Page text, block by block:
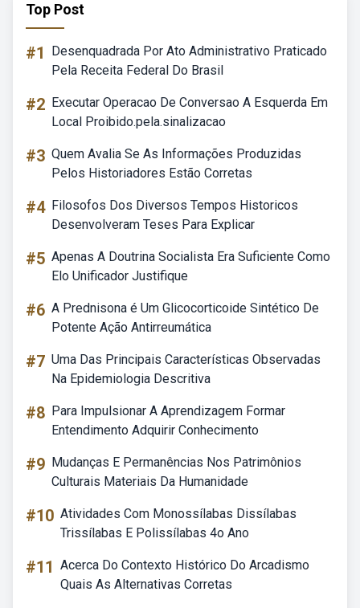
Top Post
#1
Desenquadrada Por Ato Administrativo Praticado
Pela Receita Federal Do Brasil
#2 Executar Operacao De Conversao A Esquerda Em
Local Proibido.pela.sinalizacao
#3 Quem Avalia Se As Informações Produzidas
Pelos Historiadores Estão Corretas
#4 Filosofos Dos Diversos Tempos Historicos
Desenvolveram Teses Para Explicar
#5 Apenas A Doutrina Socialista Era Suficiente Como
Elo Unificador Justifique
#6 A Prednisona é Um Glicocorticoide Sintético De
Potente Ação Antirreumática
#7 Uma Das Principais Características Observadas
Na Epidemiologia Descritiva
#8 Para Impulsionar A Aprendizagem Formar
Entendimento Adquirir Conhecimento
#9 Mudanças E Permanências Nos Patrimônios
Culturais Materiais Da Humanidade
#10 Atividades Com Monossílabas Dissílabas
Trissílabas E Polissílabas 4o Ano
#11 Acerca Do Contexto Histórico Do Arcadismo
Quais As Alternativas Corretas